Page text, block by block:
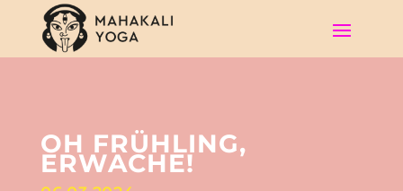
OH FRÜHLING,
ERWACHE!